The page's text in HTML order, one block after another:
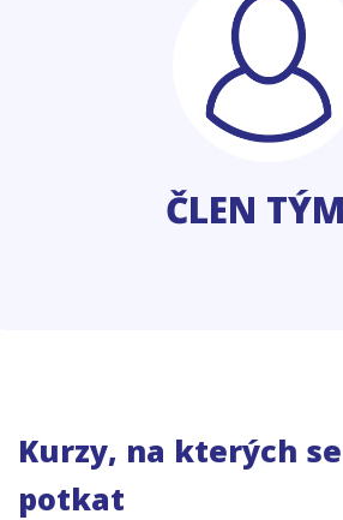
ČLEN
Kurzy, na kterých
potkat